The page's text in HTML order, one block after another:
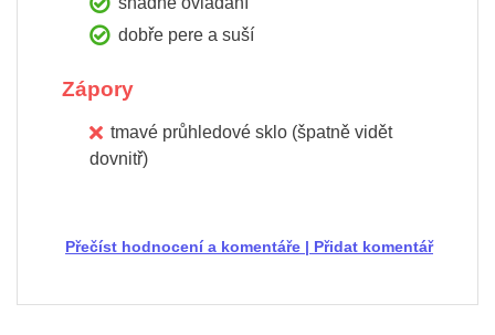
dobře pere a suší
Zápory
tmavé průhledové sklo (špatně vidět
dovnitř)
Přidat komentář
|
Přečíst hodnocení a komentáře